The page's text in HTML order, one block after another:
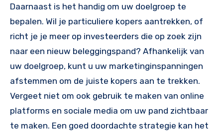
Daarnaast is het handig om uw doelgroep te
bepalen. Wil je particuliere kopers aantrekken, of
richt je je meer op investeerders die op zoek zijn
naar een nieuw beleggingspand? Afhankelijk van
uw doelgroep, kunt u uw marketinginspanningen
afstemmen om de juiste kopers aan te trekken.
Vergeet niet om ook gebruik te maken van online
platforms en sociale media om uw pand zichtbaar
te maken. Een goed doordachte strategie kan het